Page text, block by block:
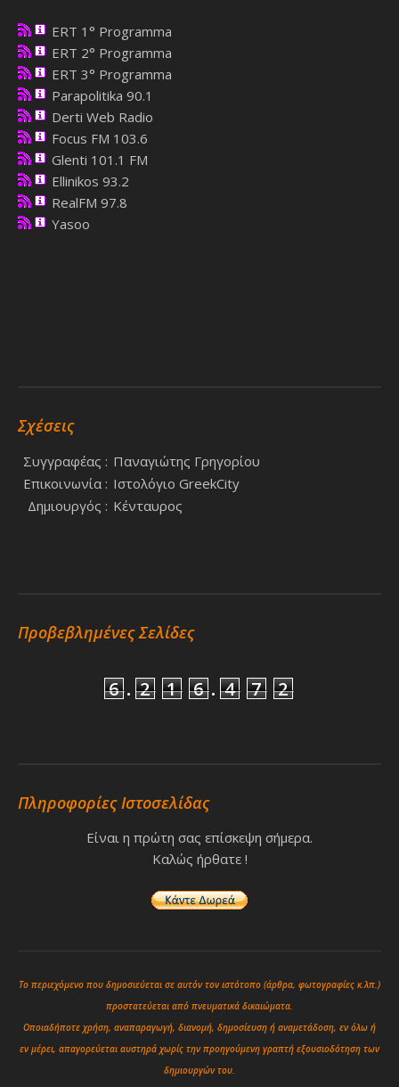
ERT 1° Programma
ERT 2° Programma
ERT 3° Programma
Parapolitika 90.1
Derti Web Radio
Focus FM 103.6
Glenti 101.1 FM
Ellinikos 93.2
RealFM 97.8
Yasoo
Σχέσεις
Συγγραφέας : Παναγιώτης Γρηγορίου
Επικοινωνία : Ιστολόγιο GreekCity
Δημιουργός : Κένταυρος
Προβεβλημένες Σελίδες
6 . 2 1 6 . 4 7 2
Πληροφορίες Ιστοσελίδας
Είναι η πρώτη σας επίσκεψη σήμερα.
Καλώς ήρθατε !
Το περιεχόμενο που δημοσιεύεται σε αυτόν τον ιστότοπο (άρθρα, φωτογραφίες κ.λπ.)
προστατεύεται από πνευματικά δικαιώματα.
Οποιαδήποτε χρήση, αναπαραγωγή, διανομή, δημοσίευση ή αναμετάδοση, εν όλω ή
εν μέρει, απαγορεύεται αυστηρά χωρίς την προηγούμενη γραπτή εξουσιοδότηση των
δημιουργών του.